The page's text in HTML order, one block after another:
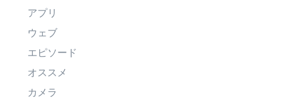
アプリ
ウェブ
エピソード
オススメ
カメラ